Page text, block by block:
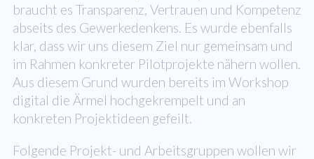
braucht es Transparenz, Vertrauen und Kompetenz
abseits des Gewerkedenkens. Es wurde ebenfalls
klar, dass wir uns diesem Ziel nur gemeinsam und
im Rahmen konkreter Pilotprojekte nähern wollen.
Aus diesem Grund wurden bereits im Workshop
digital die Ärmel hochgekrempelt und an
konkreten Projektideen gefeilt.
Folgende Projekt- und Arbeitsgruppen wollen wir